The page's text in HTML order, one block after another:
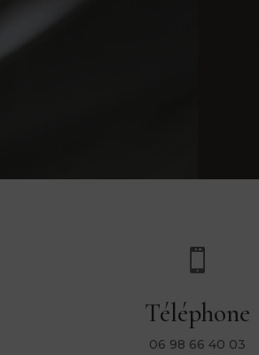

Téléphone
06 98 66 40 03